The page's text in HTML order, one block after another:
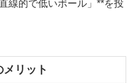
線的で低いボール」**を投
リット